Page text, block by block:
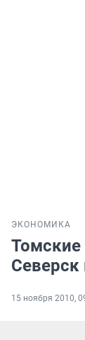
ЭКОНОМИКА
Томские
Северск
15 ноября 2010,